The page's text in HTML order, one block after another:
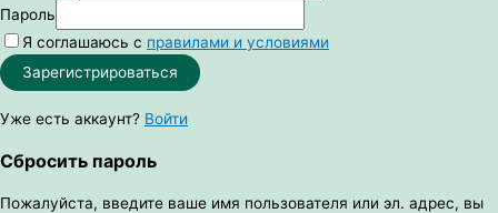
Пароль
Я соглашаюсь с правилами и условиями
Зарегистрироваться
Уже есть аккаунт? Войти
Сбросить пароль
Пожалуйста, введите ваше имя пользователя или эл. адрес, вы